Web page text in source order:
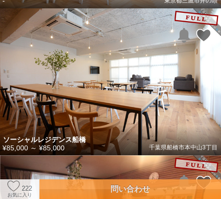
ソーシャルレジデンス船橋
千葉県船橋市本中山3丁目
¥85,000 ～ ¥85,000
222
お気に入り
問い合わせ